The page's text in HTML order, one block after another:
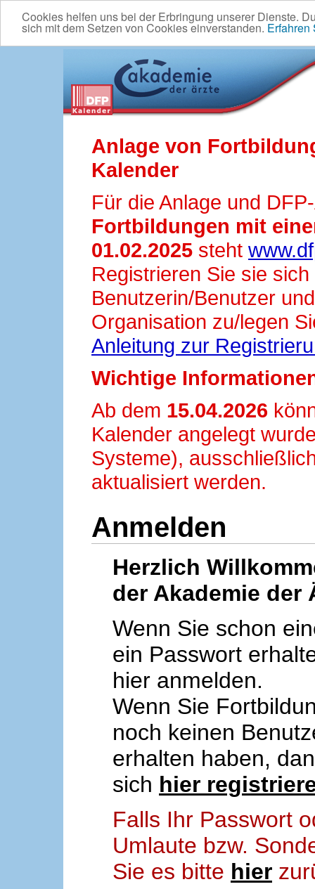
Cookies helfen uns bei der Erbringung unserer Dienste.
sich mit dem Setzen von Cookies einverstanden. Erfahren
Anlage von
Kalender
Für die Anlage und
Fortbildungen mit
01.02.2025 steht
Registrieren Sie sie
Benutzerin/Benutzer
Organisation zu/legen
Anleitung zur
Wichtige
Ab dem 15.04.2026
Kalender angelegt
Systeme),
aktualisiert werden.
Anmelden
Herzlich
der Akademie der
Wenn Sie schon
ein Passwort
hier anmelden.
Wenn Sie
noch keinen
erhalten haben,
sich hier
Falls Ihr Passwort
Umlaute bzw.
Sie es bitte hier